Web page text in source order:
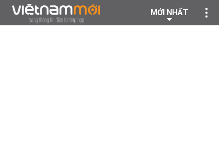
MỚI NHẤT